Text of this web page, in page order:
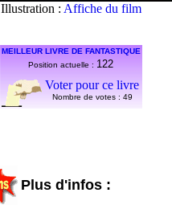
Illustration : Affiche du film
MEILLEUR LIVRE DE FANTASTIQUE
Position actuelle : 122
Voter pour ce livre
Nombre de votes : 49
Plus d'infos :